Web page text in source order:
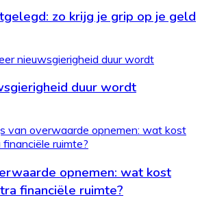
zo krijg je grip op je geld
duur wordt
opnemen: wat kost
financiële ruimte?